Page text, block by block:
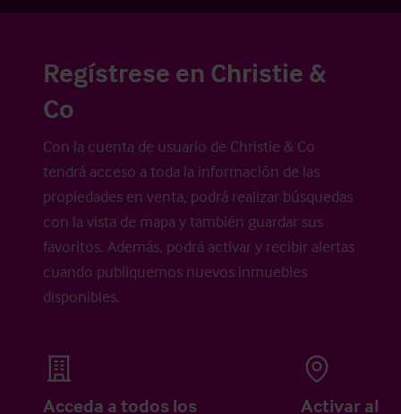
Regístrese en Christie &
Co
Con la cuenta de usuario de Christie & Co
tendrá acceso a toda la información de las
propiedades en venta, podrá realizar búsquedas
con la vista de mapa y también guardar sus
favoritos. Además, podrá activar y recibir alertas
cuando publiquemos nuevos inmuebles
disponibles.
Acceda a todos los Activar